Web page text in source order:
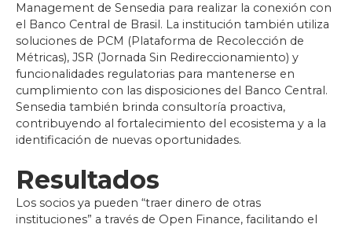
Management de Sensedia para realizar la conexión con
el Banco Central de Brasil. La institución también utiliza
soluciones de PCM (Plataforma de Recolección de
Métricas), JSR (Jornada Sin Redireccionamiento) y
funcionalidades regulatorias para mantenerse en
cumplimiento con las disposiciones del Banco Central.
Sensedia también brinda consultoría proactiva,
contribuyendo al fortalecimiento del ecosistema y a la
identificación de nuevas oportunidades.
Resultados
Los socios ya pueden “traer dinero de otras
instituciones” a través de Open Finance, facilitando el